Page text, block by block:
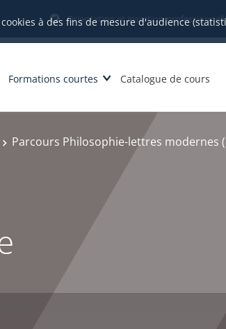
à des fins de mesure d'audience
Orientation et insertion
Formations courtes Catalogue de cours
Parcours Philosophie-lettres modernes